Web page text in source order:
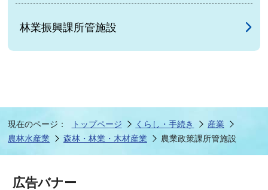
林業振興課所管施設
現在のページ： トップページ くらし・手続き
産業
農林水産業
森林・林業・木材産業 農業政策課所管施設
広告バナー